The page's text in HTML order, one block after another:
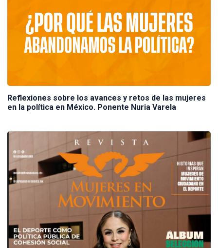
Reflexiones sobre los avances y retos de las mujeres
en la política en México. Ponente Nuria Varela